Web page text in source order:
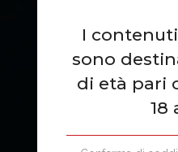
I
sono
di età pari
18